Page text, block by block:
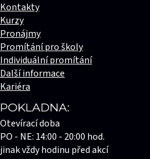
Kontakty
Kurzy
Pronájmy
Promítání pro školy
Individuální promítání
Další informace
Kariéra
POKLADNA:
Otevírací doba
PO - NE: 14:00 - 20:00 hod.
jinak vždy hodinu před akcí